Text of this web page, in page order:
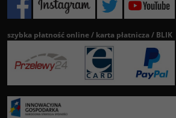
szybka płatność online / karta płatnicza / BLIK